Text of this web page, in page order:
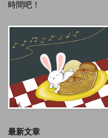
時間吧！
最新文章